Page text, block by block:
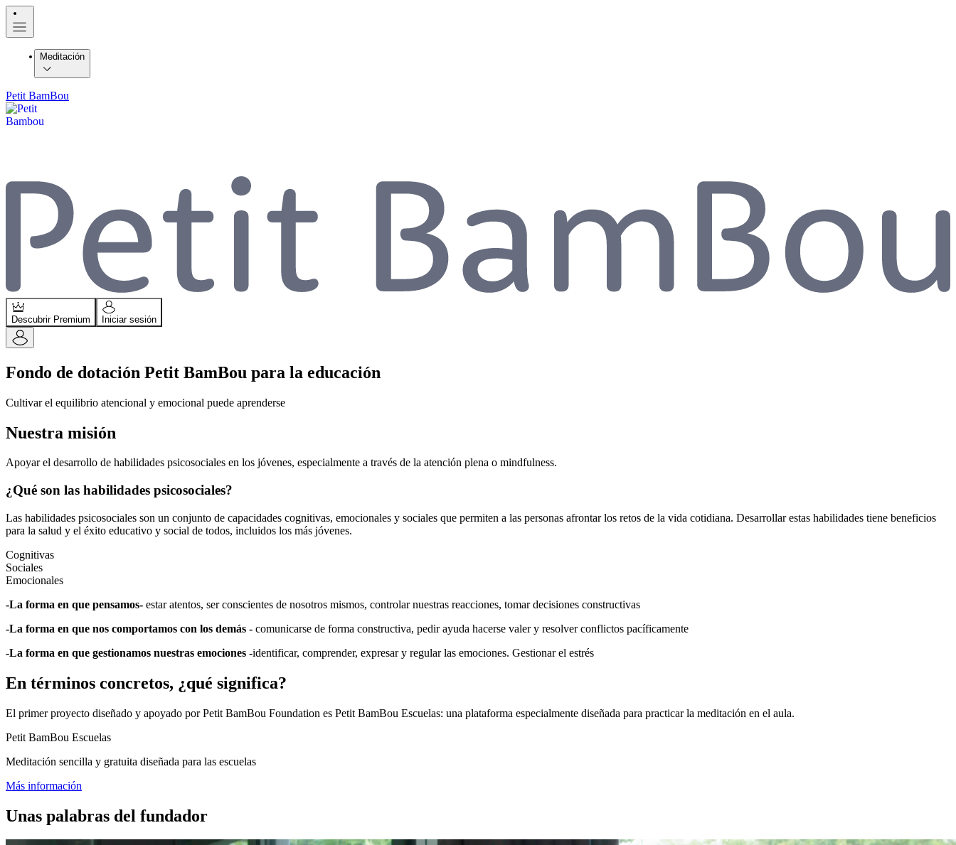
Meditación
Petit BamBou
Descubrir Premium Iniciar sesión
Fondo de dotación Petit BamBou para la educación
Cultivar el equilibrio atencional y emocional puede aprenderse
Nuestra misión
Apoyar el desarrollo de habilidades psicosociales en los jóvenes, especialmente a través de la atención plena o mindfulness.
¿Qué son las habilidades psicosociales?
Las habilidades psicosociales son un conjunto de capacidades cognitivas, emocionales y sociales que permiten a las personas afrontar los retos de la vida cotidiana. Desarrollar estas habilidades tiene beneficios
para la salud y el éxito educativo y social de todos, incluidos los más jóvenes.
Cognitivas
Sociales
Emocionales
-La forma en que pensamos- estar atentos, ser conscientes de nosotros mismos, controlar nuestras reacciones, tomar decisiones constructivas
-La forma en que nos comportamos con los demás - comunicarse de forma constructiva, pedir ayuda hacerse valer y resolver conflictos pacíficamente
-La forma en que gestionamos nuestras emociones -identificar, comprender, expresar y regular las emociones. Gestionar el estrés
En términos concretos, ¿qué significa?
El primer proyecto diseñado y apoyado por Petit BamBou Foundation es Petit BamBou Escuelas: una plataforma especialmente diseñada para practicar la meditación en el aula.
Petit BamBou Escuelas
Meditación sencilla y gratuita diseñada para las escuelas
Más información
Unas palabras del fundador